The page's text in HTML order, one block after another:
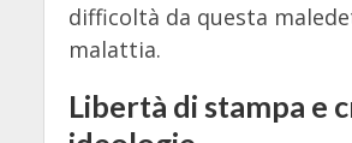
difficoltà da questa
malattia.
Libertà di stampa e